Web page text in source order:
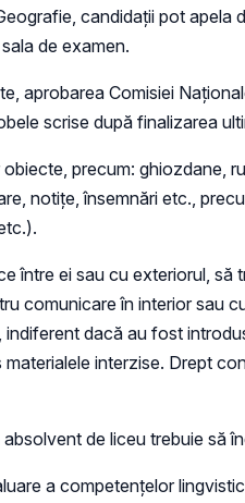
candidații pot
de examen.
aprobarea Comisiei
scrise după finalizarea
precum:
notițe, însemnări etc.,
între ei sau cu exteriorul,
comunicare în interior sau
dacă au fost
interzise. Drept
de liceu trebuie să
a competențelor